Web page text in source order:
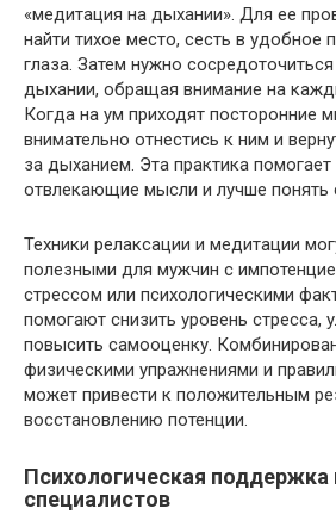
«медитация на дыхании». Для ее
найти тихое место, сесть в удобное
глаза. Затем нужно
дыхании, обращая внимание на
Когда на ум приходят посторонние
внимательно отнестись к ним и
за дыханием. Эта практика помогает
отвлекающие мысли и лучше понять
Техники релаксации и медитации
полезными для мужчин с
стрессом или психологическими
помогают снизить уровень стресса,
повысить самооценку.
физическими упражнениями и
может привести к положительным
восстановлению потенции.
Психологическая поддержка
специалистов